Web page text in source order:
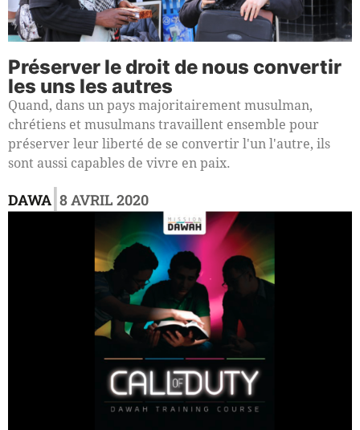
Préserver le droit de nous convertir
les uns les autres
Quand, dans un pays majoritairement musulman,
chrétiens et musulmans travaillent ensemble pour
préserver leur liberté de se convertir l'un l'autre, ils
sont aussi capables de vivre en paix.
DAWA 8 AVRIL 2020